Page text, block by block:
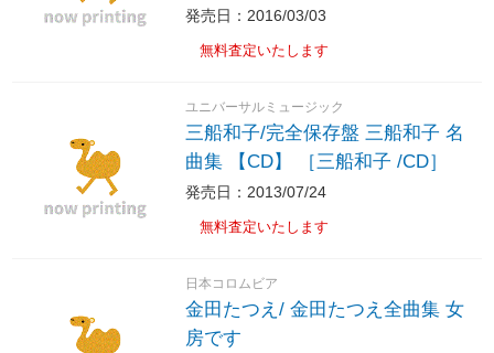
発売日：2016/03/03
無料査定いたします
ユニバーサルミュージック
三船和子/完全保存盤 三船和子 名
曲集 【CD】 ［三船和子 /CD］
発売日：2013/07/24
無料査定いたします
日本コロムビア
金田たつえ/ 金田たつえ全曲集 女
房です